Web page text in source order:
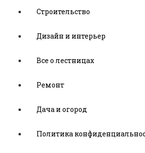
Строительство
Дизайн и интерьер
Все о лестницах
Ремонт
Дача и огород
Политика